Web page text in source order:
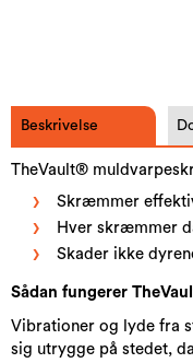
Beskrivelse
TheVault®
Skræmmer
Hver skræmmer
Skader ikke
Sådan fungerer
Vibrationer og lyde fra
sig utrygge på stedet,